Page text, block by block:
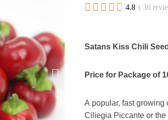
     4.8 ( 36
Satans Kiss Chili
Price for Package of
A popular, fast
Ciliegia Piccante or the